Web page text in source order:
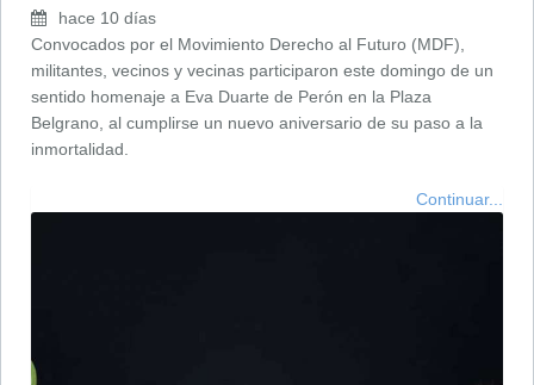
hace 10 días
Convocados por el Movimiento Derecho al Futuro (MDF),
militantes, vecinos y vecinas participaron este domingo de un
sentido homenaje a Eva Duarte de Perón en la Plaza
Belgrano, al cumplirse un nuevo aniversario de su paso a la
inmortalidad.
Continuar...